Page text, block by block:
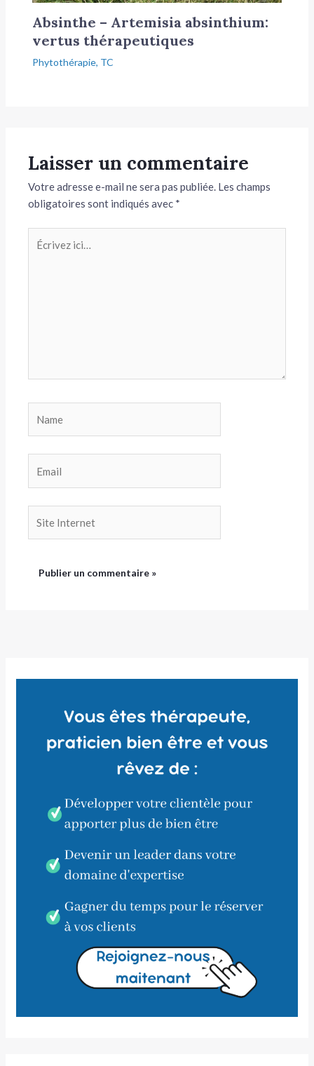
Absinthe – Artemisia absinthium:
vertus thérapeutiques
Phytothérapie, TC
Laisser un commentaire
Votre adresse e-mail ne sera pas publiée. Les champs
obligatoires sont indiqués avec *
ici…
Internet